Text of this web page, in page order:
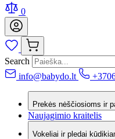
0
Search
info@babydo.lt
Prekės nėščiosioms ir
Naujagimio kraitelis
Vokeliai ir pledai